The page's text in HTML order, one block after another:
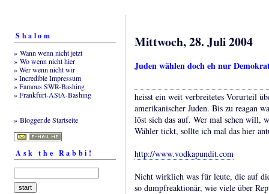
Shalom
» Wann wenn nicht jetzt
» Wo wenn nicht hier
» Wer wenn nicht wir
» Incredible Impressum
» Famous SWR-Bashing
» Frankfurt-AStA-Bashing
» Blogger.de Startseite
Ask the Rabbi!
Mittwoch, 28. Juli 2004
Juden wählen doch eh nur
heisst ein weit verbreitetes Vorurteil
amerikanischer Juden. Bis zu reagan
löst sich das auf. Wer mal sehen will,
Wähler tickt, sollte ich mal das hier
http://www.vodkapundit.com
Nicht wirklich was für leute, die auf
so dumpfreaktionär, wie viele über